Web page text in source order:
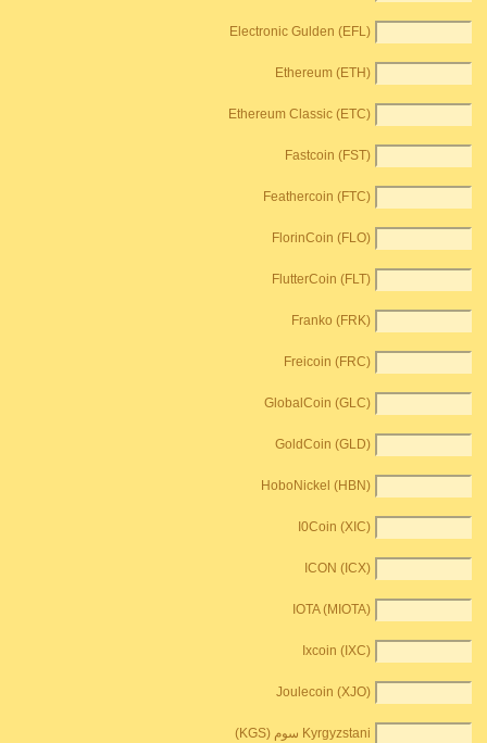
Electronic Gulden (EFL)
Ethereum (ETH)
Ethereum Classic (ETC)
Fastcoin (FST)
Feathercoin (FTC)
FlorinCoin (FLO)
FlutterCoin (FLT)
Franko (FRK)
Freicoin (FRC)
GlobalCoin (GLC)
GoldCoin (GLD)
HoboNickel (HBN)
I0Coin (XIC)
ICON (ICX)
IOTA (MIOTA)
Ixcoin (IXC)
Joulecoin (XJO)
Kyrgyzstani سوم (KGS)